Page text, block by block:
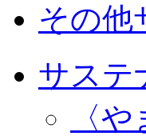
その他
サステ
〈